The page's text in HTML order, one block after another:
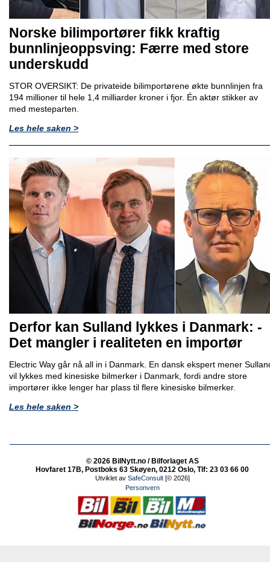
Norske bilimportører fikk kraftig
bunnlinjeoppsving: Færre med store
underskudd
STOR OVERSIKT: De privateide bilimportørene økte bunnlinjen fra
194 millioner til hele 1,4 milliarder kroner i fjor. Én aktør stikker av
med mesteparten.
Les hele saken >
Derfor kan Sulland lykkes i Danmark: -
Det mangler i realiteten en importør
Electric Way går nå all in i Danmark. En dansk ekspert mener
vil lykkes med kinesiske bilmerker i Danmark, fordi andre store
importører ikke lenger har plass til flere kinesiske bilmerker.
Les hele saken >
© 2026 BilNytt.no / Bilforlaget AS
Hovfaret 17B, Postboks 63 Skøyen, 0212 Oslo, Tlf: 23 03 66 00
Utviklet av SafeConsult[© 2026]
Personvern